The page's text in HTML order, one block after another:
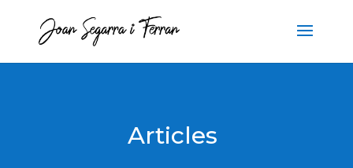
Articles